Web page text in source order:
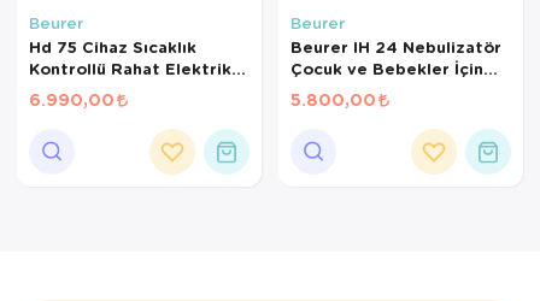
Ortopedi Ürünleri
Ortopedi Ürünleri
Ortopedi Ürünleri
Beurer
Hd 75 Cihaz Sıcaklık
Kontrollü Rahat Elektrikli
Battaniye Elektronik, 6
Seviye Sıcaklık
6.990,00
Beurer
Beurer IH 24 Nebulizatör
Çocuk ve Bebekler İçin
Kompresörlü Nebulizatör
– Sessiz ve Etkili Solunum
5.800,00